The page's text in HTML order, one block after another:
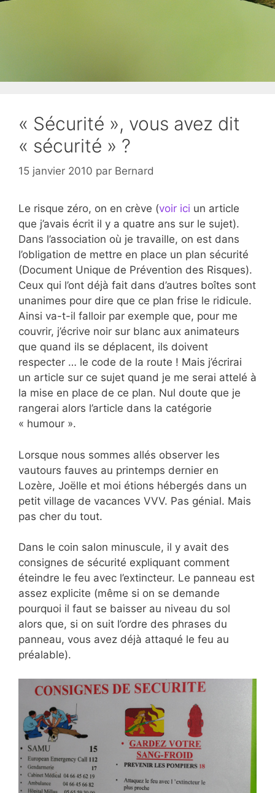
« Sécurité », vous avez dit
« sécurité » ?
15 janvier 2010 par Bernard
Le risque zéro, on en crève (voir ici un article
que j’avais écrit il y a quatre ans sur le sujet).
Dans l’association où je travaille, on est dans
l’obligation de mettre en place un plan sécurité
(Document Unique de Prévention des Risques).
Ceux qui l’ont déjà fait dans d’autres boîtes sont
unanimes pour dire que ce plan frise le ridicule.
Ainsi va-t-il falloir par exemple que, pour me
couvrir, j’écrive noir sur blanc aux animateurs
que quand ils se déplacent, ils doivent
respecter … le code de la route ! Mais j’écrirai
un article sur ce sujet quand je me serai attelé à
la mise en place de ce plan. Nul doute que je
rangerai alors l’article dans la catégorie
« humour ».
Lorsque nous sommes allés observer les
vautours fauves au printemps dernier en
Lozère, Joëlle et moi étions hébergés dans un
petit village de vacances VVV. Pas génial. Mais
pas cher du tout.
Dans le coin salon minuscule, il y avait des
consignes de sécurité expliquant comment
éteindre le feu avec l’extincteur. Le panneau est
assez explicite (même si on se demande
pourquoi il faut se baisser au niveau du sol
alors que, si on suit l’ordre des phrases du
panneau, vous avez déjà attaqué le feu au
préalable).